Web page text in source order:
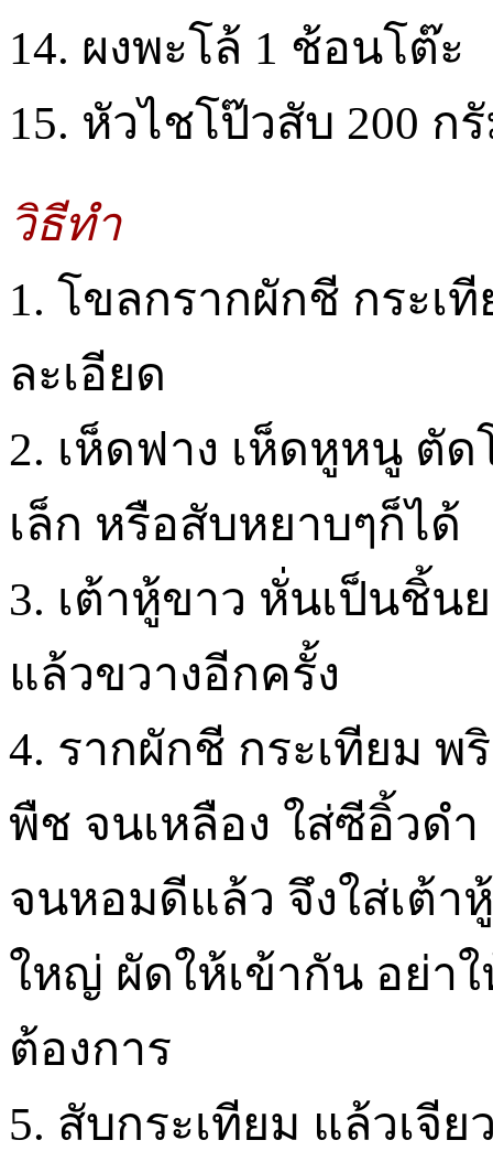
14. ผงพะโล้ 1 ช้อนโต๊ะ
15. หัวไชโป๊วสับ 200 ก
วิธีทำ
1. โขลกรากผักชี กระเ
ละเอียด
2. เห็ดฟาง เห็ดหูหนู ตั
เล็ก หรือสับหยาบๆก็ได้
3. เต้าหู้ขาว หั่นเป็นชิ้
แล้วขวางอีกครั้ง
4. รากผักชี กระเทียม
พืช จนเหลือง ใส่ซีอิ้วด
จนหอมดีแล้ว จึงใส่เต้า
ใหญ่ ผัดให้เข้ากัน อย่า
ต้องการ
5. สับกระเทียม แล้วเจีย